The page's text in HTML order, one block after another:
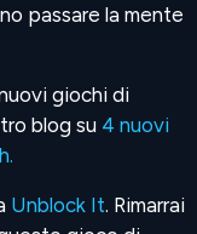
passare la mente
giochi di
blog su 4 nuovi
Unblock It. Rimarrai